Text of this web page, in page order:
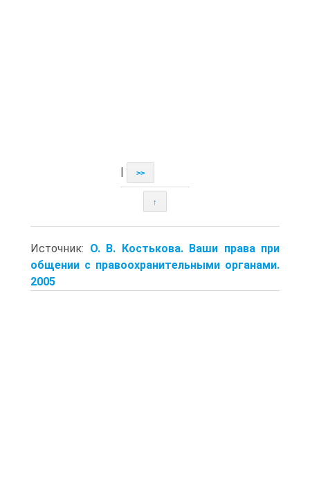
>>
↑
Источник: О. В. Костькова. Ваши права при
общении с правоохранительными органами.
2005